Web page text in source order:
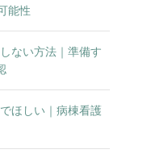
能性
ない方法｜準備す
ほしい｜病棟看護